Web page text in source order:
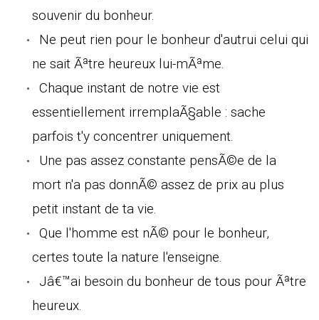
souvenir du bonheur.
Ne peut rien pour le bonheur d'autrui celui qui
ne sait Ãªtre heureux lui-mÃªme.
Chaque instant de notre vie est
essentiellement irremplaÃ§able : sache
parfois t'y concentrer uniquement.
Une pas assez constante pensÃ©e de la
mort n'a pas donnÃ© assez de prix au plus
petit instant de ta vie.
Que l'homme est nÃ© pour le bonheur,
certes toute la nature l'enseigne.
Jâ€™ai besoin du bonheur de tous pour Ãªtre
heureux.